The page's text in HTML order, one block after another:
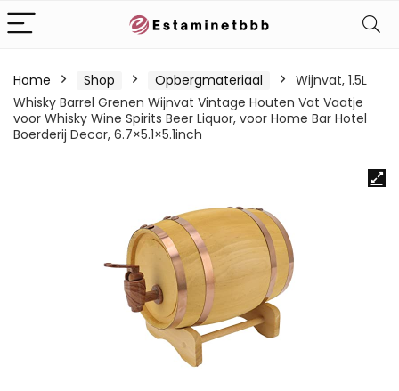
Home Shop Opbergmateriaal
Wijnvat, 1.5L
Whisky Barrel Grenen Wijnvat Vintage Houten Vat Vaatje
voor Whisky Wine Spirits Beer Liquor, voor Home Bar Hotel
Boerderij Decor, 6.7×5.1×5.1inch